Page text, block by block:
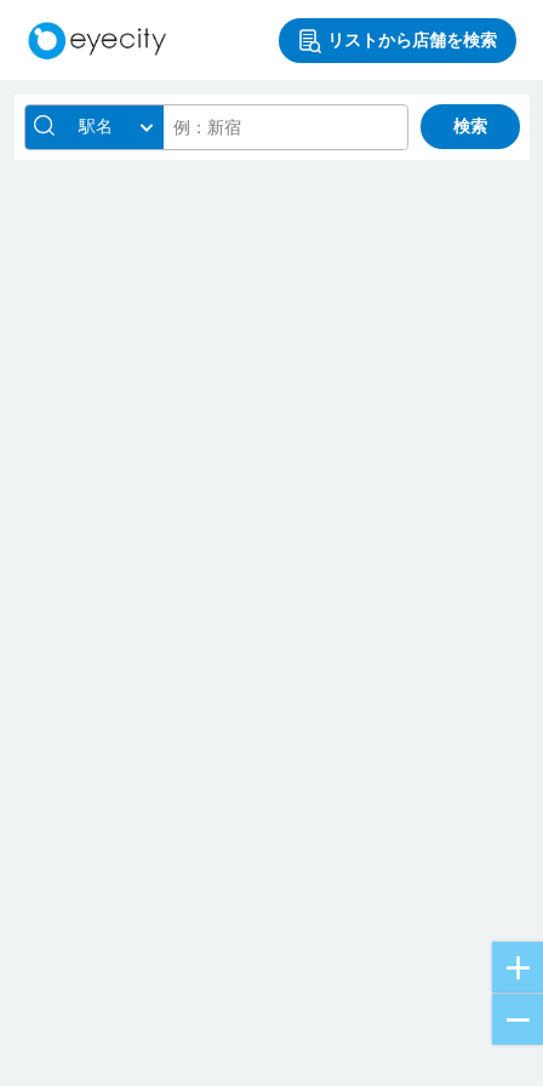
リストから店舗を検索
駅名 検索